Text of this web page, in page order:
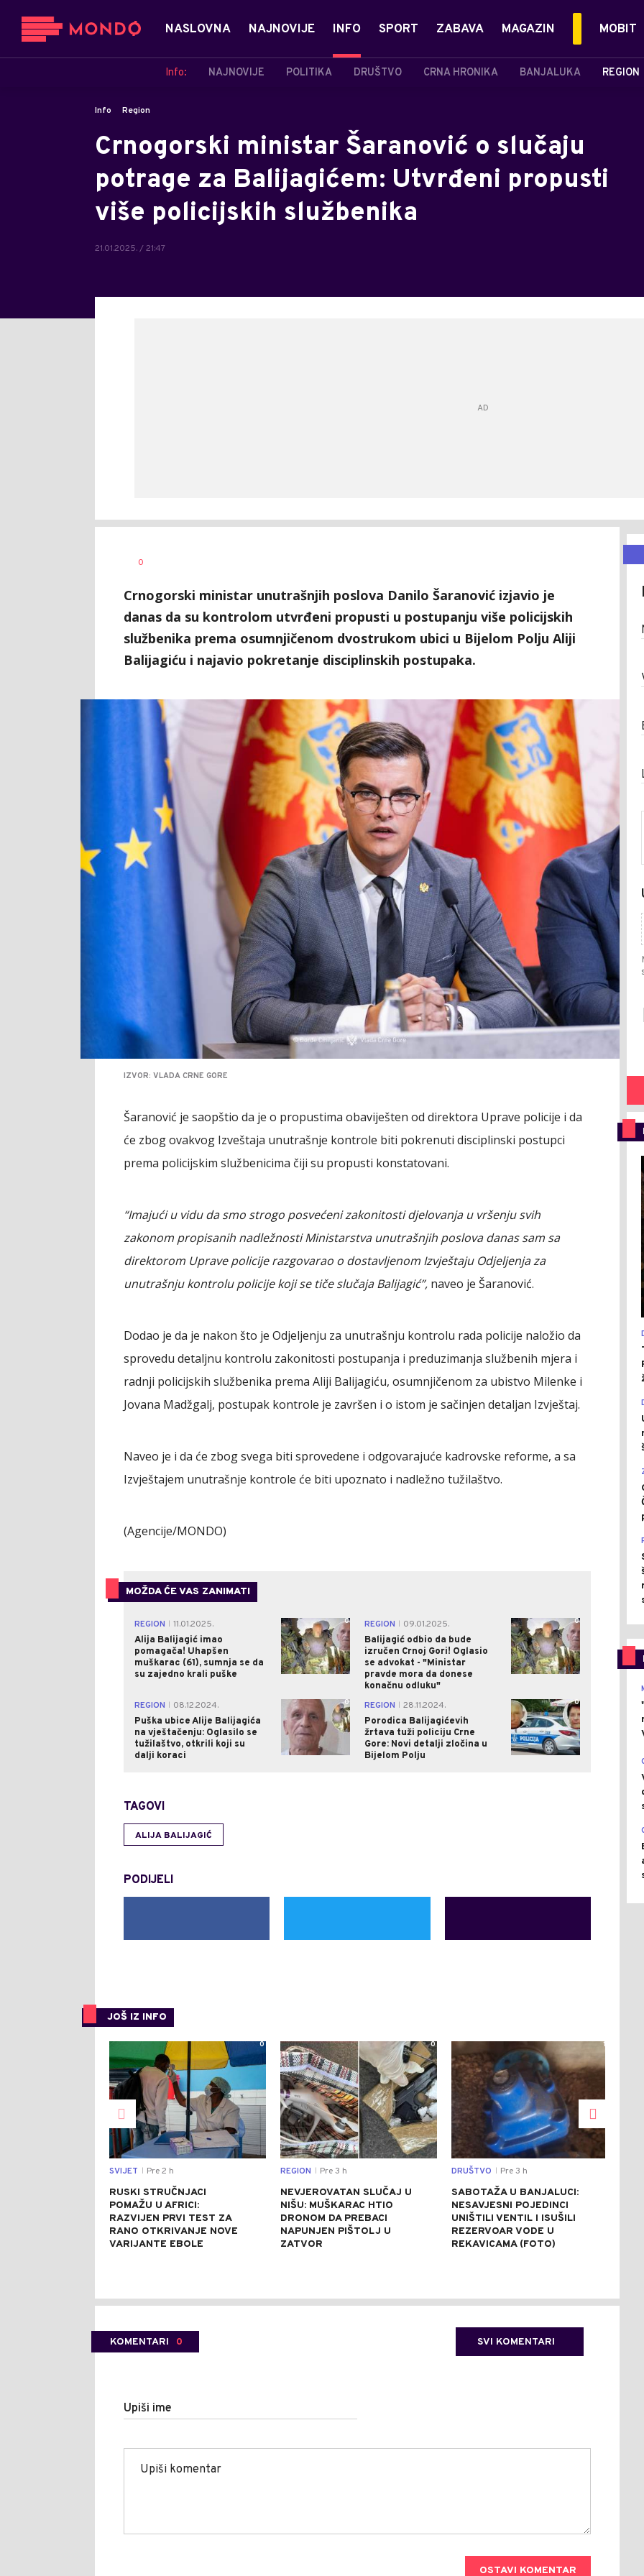
NASLOVNA NAJNOVIJE INFO
Info: NAJNOVIJE POLITIKA DRUŠTVO CRNA HRONIKA BANJALUKA REGION
SPORT ZABAVA MAGAZIN MOBIT
Info Region
Crnogorski ministar Šaranović o slučaju
potrage za Balijagićem: Utvrđeni propusti
više policijskih službenika
21.01.2025. / 21:47
AUTOR
0
Crnogorski ministar unutrašnjih poslova Danilo Šaranović izjavio je
danas da su kontrolom utvrđeni propusti u postupanju više policijskih
službenika prema osumnjičenom dvostrukom ubici u Bijelom Polju Aliji
Balijagiću i najavio pokretanje disciplinskih postupaka.
IZVOR: VLADA CRNE GORE
Šaranović je saopštio da je o propustima obaviješten od direktora Uprave policije i da
će zbog ovakvog Izveštaja unutrašnje kontrole biti pokrenuti disciplinski postupci
prema policijskim službenicima čiji su propusti konstatovani.
“Imajući u vidu da smo strogo posvećeni zakonitosti djelovanja u vršenju svih
zakonom propisanih nadležnosti Ministarstva unutrašnjih poslova danas sam sa
direktorom Uprave policije razgovarao o dostavljenom Izvještaju Odjeljenja za
unutrašnju kontrolu policije koji se tiče slučaja Balijagić”, naveo je Šaranović.
Dodao je da je nakon što je Odjeljenju za unutrašnju kontrolu rada policije naložio da
sprovedu detaljnu kontrolu zakonitosti postupanja i preduzimanja službenih mjera i
radnji policijskih službenika prema Aliji Balijagiću, osumnjičenom za ubistvo Milenke i
Jovana Madžgalj, postupak kontrole je završen i o istom je sačinjen detaljan Izvještaj.
Naveo je i da će zbog svega biti sprovedene i odgovarajuće kadrovske reforme, a sa
Izvještajem unutrašnje kontrole će biti upoznato i nadležno tužilaštvo.
(Agencije/MONDO)
MOŽDA ĆE VAS ZANIMATI
REGION
11.01.2025.
Alija Balijagić imao
pomagača! Uhapšen
muškarac (61), sumnja se da
su zajedno krali puške
0 REGION
09.01.2025.
Balijagić odbio da bude
izručen Crnoj Gori! Oglasio
se advokat - "Ministar
pravde mora da donese
konačnu odluku"
0
REGION
08.12.2024.
Puška ubice Alije Balijagića
na vještačenju: Oglasilo se
tužilaštvo, otkrili koji su
dalji koraci
0 REGION
28.11.2024.
Porodica Balijagićevih
žrtava tuži policiju Crne
Gore: Novi detalji zločina u
Bijelom Polju
0
TAGOVI
ALIJA BALIJAGIĆ
PODIJELI
JOŠ IZ INFO
0
SVIJET Pre 2 h
RUSKI STRUČNJACI
POMAŽU U AFRICI:
RAZVIJEN PRVI TEST ZA
RANO OTKRIVANJE NOVE
VARIJANTE EBOLE
0
REGION Pre 3 h
NEVJEROVATAN SLUČAJ U
NIŠU: MUŠKARAC HTIO
DRONOM DA PREBACI
NAPUNJEN PIŠTOLJ U
ZATVOR
1
DRUŠTVO Pre 3 h
SABOTAŽA U BANJALUCI:
NESAVJESNI POJEDINCI
UNIŠTILI VENTIL I ISUŠILI
REZERVOAR VODE U
REKAVICAMA (FOTO)
KOMENTARI 0 SVI KOMENTARI
Upiši ime
OSTAVI KOMENTAR